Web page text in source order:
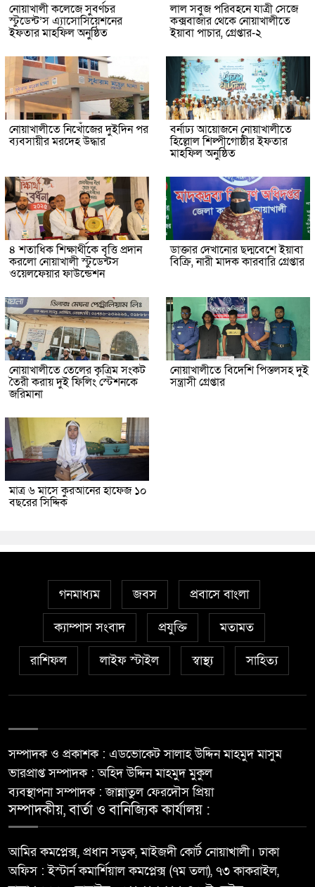
নোয়াখালী কলেজে সুবর্ণচর
স্টুডেন্ট’স এ্যাসোসিয়েশনের
ইফতার মাহফিল অনুষ্ঠিত
লাল সবুজ পরিবহনে যাত্রী সেজে
কক্সবাজার থেকে নোয়াখালীতে
ইয়াবা পাচার, গ্রেপ্তার-২
নোয়াখালীতে নিখোঁজের দুইদিন পর
ব্যবসায়ীর মরদেহ উদ্ধার
বর্নাঢ্য আয়োজনে নোয়াখালীতে
হিল্লোল শিল্পীগোষ্ঠীর ইফতার
মাহফিল অনুষ্ঠিত
৪ শতাধিক শিক্ষার্থীকে বৃত্তি প্রদান
করলো নোয়াখালী স্টুডেন্টস
ওয়েলফেয়ার ফাউন্ডেশন
ডাক্তার দেখানোর ছদ্মবেশে ইয়াবা
বিক্রি, নারী মাদক কারবারি গ্রেপ্তার
নোয়াখালীতে তেলের কৃত্রিম সংকট
তৈরী করায় দুই ফিলিং স্টেশনকে
জরিমানা
নোয়াখালীতে বিদেশি পিস্তলসহ দুই
সন্ত্রাসী গ্রেপ্তার
মাত্র ৬ মাসে কুরআনের হাফেজ ১০
বছরের সিদ্দিক
গনমাধ্যম জবস প্রবাসে বাংলা
ক্যাম্পাস সংবাদ প্রযুক্তি মতামত
রাশিফল লাইফ স্টাইল স্বাস্থ্য সাহিত্য
সম্পাদক ও প্রকাশক : এডভোকেট সালাহ উদ্দিন মাহমুদ মাসুম
ভারপ্রাপ্ত সম্পাদক : অহিদ উদ্দিন মাহমুদ মুকুল
ব্যবস্থাপনা সম্পাদক : জান্নাতুল ফেরদৌস প্রিয়া
সম্পাদকীয়, বার্তা ও বানিজ্যিক কার্যালয় :
আমির কমপ্লেক্স, প্রধান সড়ক, মাইজদী কোর্ট নোয়াখালী। ঢাকা
অফিস : ইস্টার্ন কমার্শিয়াল কমপ্লেক্স (৭ম তলা), ৭৩ কাকরাইল,